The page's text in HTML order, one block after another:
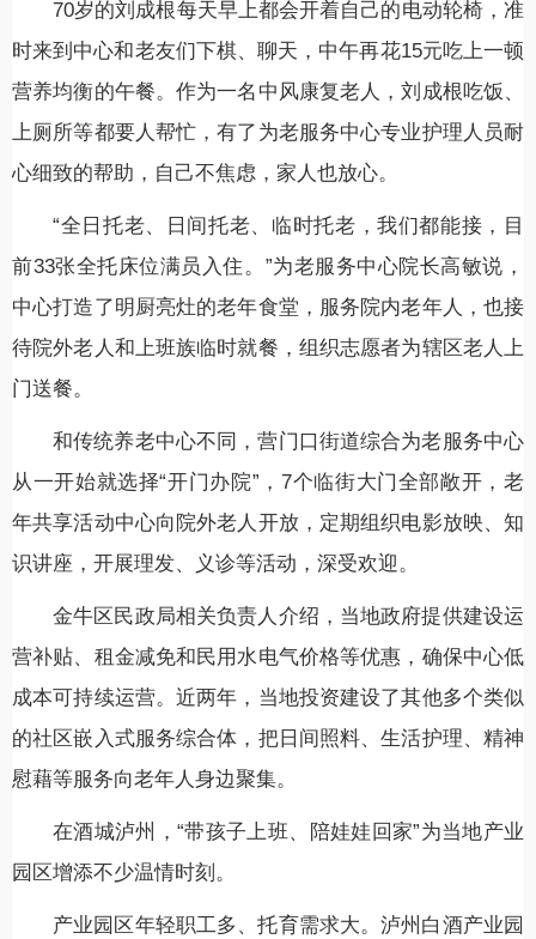
70岁的刘成根每天早上都会开着自己的电动轮椅，准
时来到中心和老友们下棋、聊天，中午再花15元吃上一顿
营养均衡的午餐。作为一名中风康复老人，刘成根吃饭、
上厕所等都要人帮忙，有了为老服务中心专业护理人员耐
心细致的帮助，自己不焦虑，家人也放心。
“全日托老、日间托老、临时托老，我们都能接，目
前33张全托床位满员入住。”为老服务中心院长高敏说，
中心打造了明厨亮灶的老年食堂，服务院内老年人，也接
待院外老人和上班族临时就餐，组织志愿者为辖区老人上
门送餐。
和传统养老中心不同，营门口街道综合为老服务中心
从一开始就选择“开门办院”，7个临街大门全部敞开，老
年共享活动中心向院外老人开放，定期组织电影放映、知
识讲座，开展理发、义诊等活动，深受欢迎。
金牛区民政局相关负责人介绍，当地政府提供建设运
营补贴、租金减免和民用水电气价格等优惠，确保中心低
成本可持续运营。近两年，当地投资建设了其他多个类似
的社区嵌入式服务综合体，把日间照料、生活护理、精神
慰藉等服务向老年人身边聚集。
在酒城泸州，“带孩子上班、陪娃娃回家”为当地产业
园区增添不少温情时刻。
产业园区年轻职工多、托育需求大。泸州白酒产业园